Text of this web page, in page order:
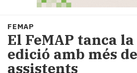
Societat
Política
i
municipis
Economia
FEMAP
El FeMAP tanca la
edició amb més
assistents